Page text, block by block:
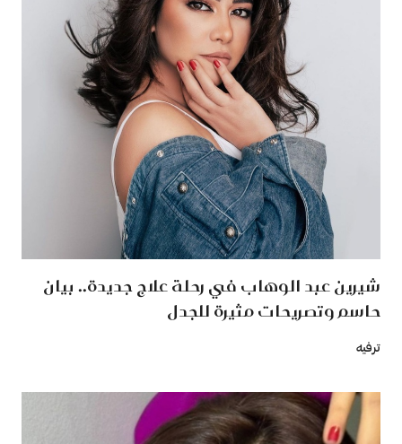
شيرين عبد الوهاب في رحلة علاج جديدة.. بيان
حاسم وتصريحات مثيرة للجدل
ترفيه